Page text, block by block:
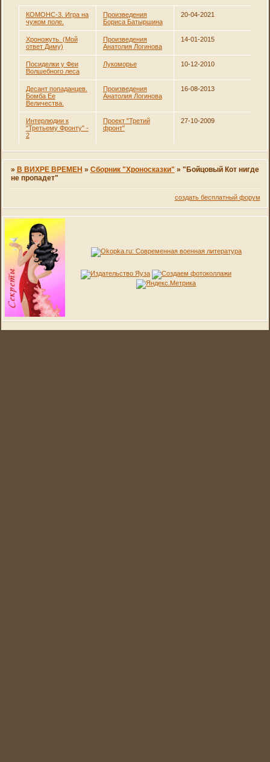
КОМОНС-3. Игра на
чужом поле.
Произведения
Бориса Батыршина
20-04-2021
Хроножуть. (Мой
ответ Диму)
Произведения
Анатолия Логинова
14-01-2015
Посиделки у Феи
Волшебного леса
Лукоморье 10-12-2010
Десант попаданцев.
Бомба Ее
Величества.
Произведения
Анатолия Логинова
16-08-2013
Интерлюдии к
"Третьему Фронту" -
2
Проект "Третий
фронт"
27-10-2009
» В ВИХРЕ ВРЕМЕН » Сборник "Хроносказки" » "Бойцовый Кот нигде
не пропадет"
создать бесплатный форум